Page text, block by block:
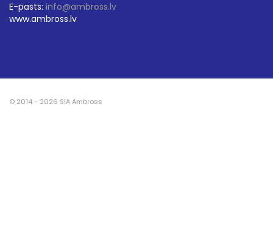
E-pasts: info@ambross.lv
www.ambross.lv
© 2014 - 2026 SIA Ambross